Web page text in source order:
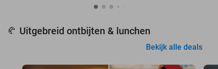
🥐 Uitgebreid ontbijten & lunchen
Bekijk alle deals